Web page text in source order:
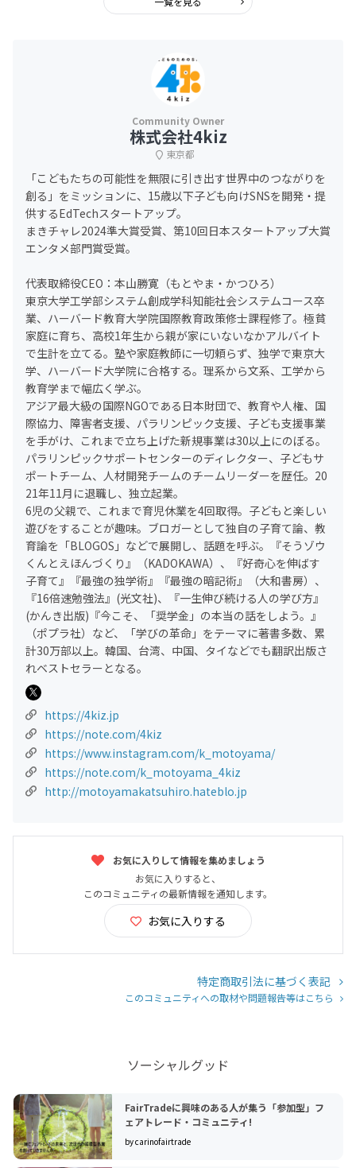
株式会社4kiz
東京都
「こどもたちの可能性を無限に引き出す世界中のつながりを
創る」をミッションに、15歳以下子ども向けSNSを開発・提
供するEdTechスタートアップ。
まきチャレ2024準大賞受賞、第10回日本スタートアップ大賞
エンタメ部門賞受賞。
代表取締役CEO：本山勝寛（もとやま・かつひろ）
東京大学工学部システム創成学科知能社会システムコース卒
業、ハーバード教育大学院国際教育政策修士課程修了。極貧
家庭に育ち、高校1年生から親が家にいないなかアルバイト
で生計を立てる。塾や家庭教師に一切頼らず、独学で東京大
学、ハーバード大学院に合格する。理系から文系、工学から
教育学まで幅広く学ぶ。
アジア最大級の国際NGOである日本財団で、教育や人権、国
際協力、障害者支援、パラリンピック支援、子ども支援事業
を手がけ、これまで立ち上げた新規事業は30以上にのぼる。
パラリンピックサポートセンターのディレクター、子どもサ
ポートチーム、人材開発チームのチームリーダーを歴任。20
21年11月に退職し、独立起業。
6児の父親で、これまで育児休業を4回取得。子どもと楽しい
遊びをすることが趣味。ブロガーとして独自の子育て論、教
育論を「BLOGOS」などで展開し、話題を呼ぶ。『そうゾウ
くんとえほんづくり』（KADOKAWA）、『好奇心を伸ばす
子育て』『最強の独学術』『最強の暗記術』（大和書房）、
『16倍速勉強法』(光文社)、『一生伸び続ける人の学び方』
(かんき出版)『今こそ、「奨学金」の本当の話をしよう。』
（ポプラ社）など、「学びの革命」をテーマに著書多数、累
計30万部以上。韓国、台湾、中国、タイなどでも翻訳出版さ
れベストセラーとなる。
https://4kiz.jp
https://note.com/4kiz
https://www.instagram.com/k_motoyama/
https://note.com/k_motoyama_4kiz
http://motoyamakatsuhiro.hateblo.jp
お気に入りして情報を集めましょう
お気に入りすると、
このコミュニティの最新情報を通知します。
お気に入りする
特定商取引法に基づく表記
このコミュニティへの取材や問題報告等はこちら
ソーシャルグッド
FairTradeに興味のある人が集う「参加型」フ
ェアトレード・コミュニティ!
by carinofairtrade